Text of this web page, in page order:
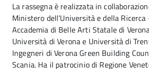
La rassegna è realizzata in
Ministero dell’Università e della Ricerca
Accademia di Belle Arti Statale di
Università di Verona e Università di
Ingegneri di Verona Green Building
Scania. Ha il patrocinio di Regione